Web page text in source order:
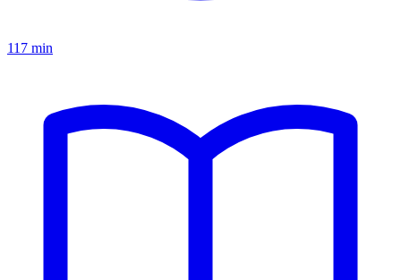
117 min